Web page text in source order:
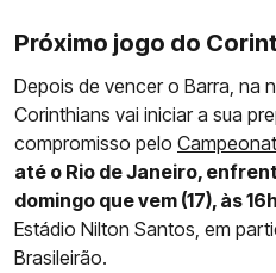
Próximo jogo do
Depois de vencer o Barra, na
Corinthians vai iniciar a sua
compromisso pelo
até o Rio de Janeiro,
domingo que vem (17), às
Estádio Nilton Santos, em
Brasileirão.